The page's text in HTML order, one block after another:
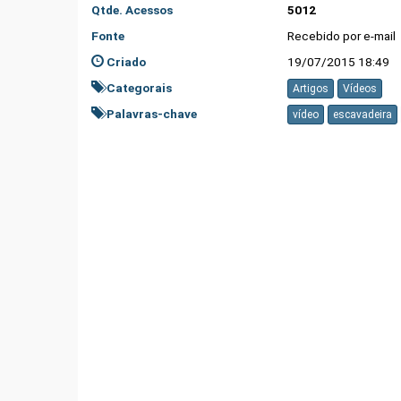
Qtde. Acessos
5012
Fonte
Recebido por e-mail
Criado
19/07/2015 18:49
Categorais
Artigos Vídeos
Palavras-chave vídeo escavadeira